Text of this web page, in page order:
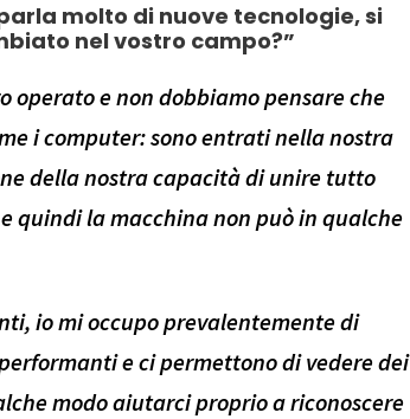
molto di nuove tecnologie, si
nel vostro campo?”
operato e non dobbiamo pensare che
i computer: sono entrati nella nostra
della nostra capacità di unire tutto
quindi la macchina non può in qualche
io mi occupo prevalentemente di
e ci permettono di vedere dei
modo aiutarci proprio a riconoscere